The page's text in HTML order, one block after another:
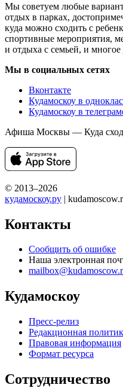
Мы советуем любые
отдых в парках,
куда можно сходить с
спортивные мероприятия,
и отдыха с семьей, и многое
Мы в социальных сетях
Вконтакте
Кудамоскоу в
Кудамоскоу в
Афиша Москвы — Куда
© 2013–2026
кудамоскоу.ру |
Контакты
Сообщить об ошибке
Наша электронная
Кудамоскоу
Пресс-релиз
Редакционная
Правовая информация
Формат ресурса
Сотрудничество